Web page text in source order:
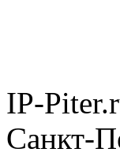
IP-
Санкт-